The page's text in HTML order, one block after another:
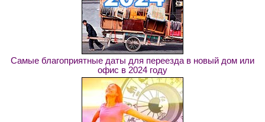
Самые благоприятные даты для переезда в новый дом или
офис в 2024 году